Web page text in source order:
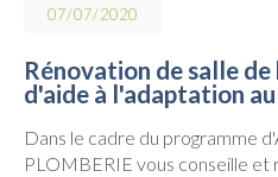
07/07/2020
Rénovation de salle
d'aide à l'adaptation
Dans le cadre du programme
PLOMBERIE vous conseille